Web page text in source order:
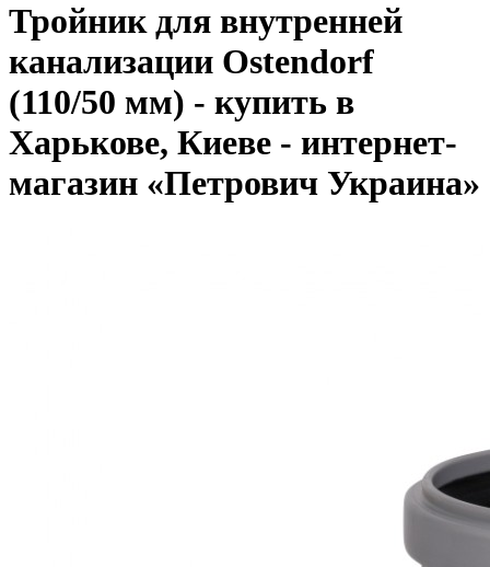
Тройник для внутренней
канализации Ostendorf
(110/50 мм) - купить в
Харькове, Киеве - интернет-
магазин «Петрович Украина»